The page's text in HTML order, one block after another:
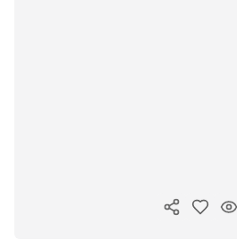
Copiar link